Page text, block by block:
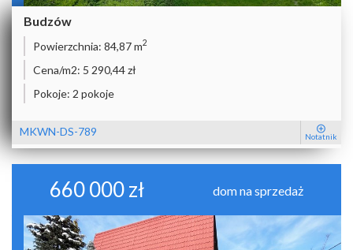
Budzów
Powierzchnia: 84,87 m2
Cena/m2: 5 290,44 zł
Pokoje: 2 pokoje
MKWN-DS-789 Notatnik
660 000 zł dom na sprzedaż